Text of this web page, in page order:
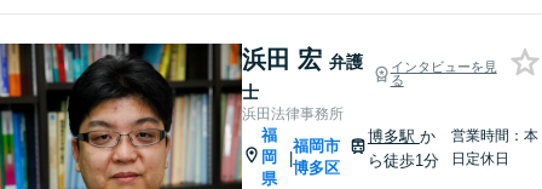
浜田 宏 弁護
士
インタビューを見
る
浜田法律事務所
福
岡
県
|
福岡市
博多区
博多駅 か
ら徒歩1分
営業時間：本
日定休日